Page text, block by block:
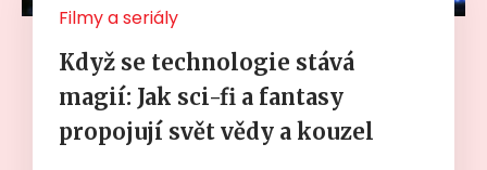
Filmy a seriály
Když se technologie stává
magií: Jak sci-fi a fantasy
propojují svět vědy a kouzel